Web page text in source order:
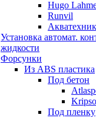
Hugo
Runvil
Установка автомат.
жидкости
Форсунки
Из ABS пластика
Под бетон
Под пленку